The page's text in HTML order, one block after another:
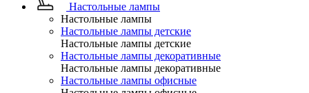
Настольные лампы
Настольные лампы
Настольные лампы детские
Настольные лампы детские
Настольные лампы декоративные
Настольные лампы декоративные
Настольные лампы офисные